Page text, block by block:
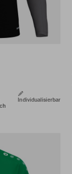
Individualisierbar